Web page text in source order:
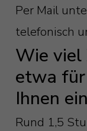
Per Mail
telefonisch
Wie viel
etwa
Ihnen
Rund 1,5